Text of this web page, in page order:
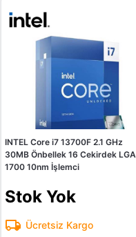
INTEL Core i7 13700F 2.1 GHz
30MB Önbellek 16 Cekirdek LGA
1700 10nm İşlemci
Stok Yok
Ücretsiz Kargo